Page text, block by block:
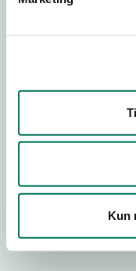
Kun
ID-nummer
P-nr
Tilføj
Kopier link til at